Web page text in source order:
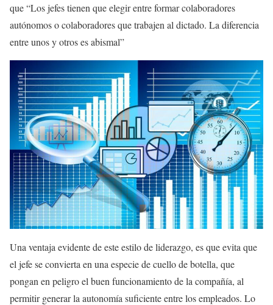
que “Los jefes tienen que elegir entre formar colaboradores
autónomos o colaboradores que trabajen al dictado. La diferencia
entre unos y otros es abismal”
Una ventaja evidente de este estilo de liderazgo, es que evita que
el jefe se convierta en una especie de cuello de botella, que
pongan en peligro el buen funcionamiento de la compañía, al
permitir generar la autonomía suficiente entre los empleados. Lo